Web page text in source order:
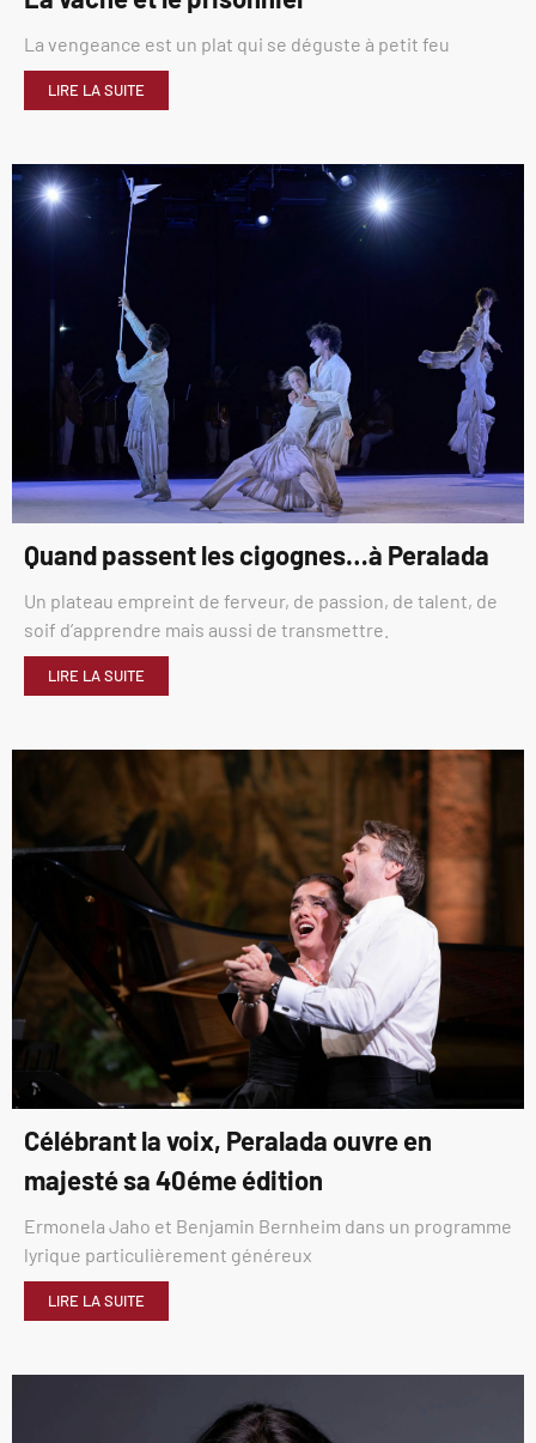
La vengeance est un plat qui se déguste à petit feu
LIRE LA SUITE
Quand passent les cigognes…à Peralada
Un plateau empreint de ferveur, de passion, de talent, de
soif d’apprendre mais aussi de transmettre.
LIRE LA SUITE
Célébrant la voix, Peralada ouvre en
majesté sa 40éme édition
Ermonela Jaho et Benjamin Bernheim dans un programme
lyrique particulièrement généreux
LIRE LA SUITE